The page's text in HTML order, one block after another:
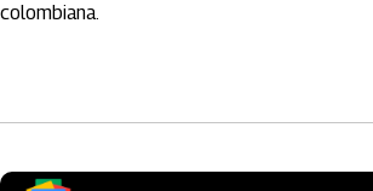
colombiana.